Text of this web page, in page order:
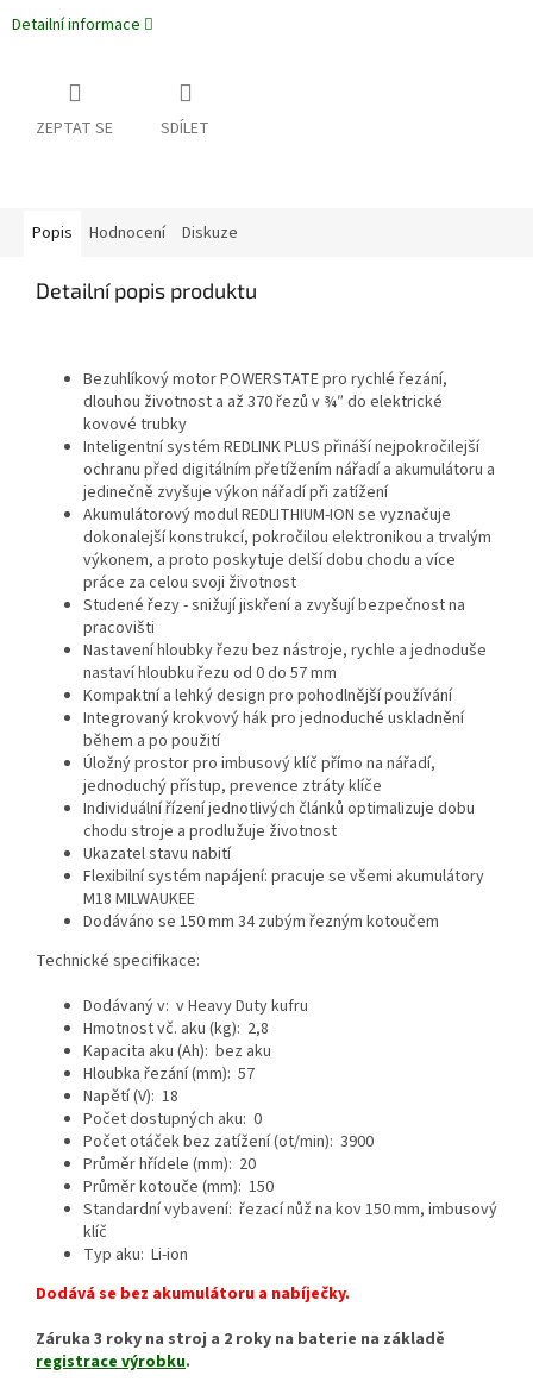
Detailní informace
ZEPTAT SE SDÍLET
Popis Hodnocení Diskuze
Detailní popis produktu
Bezuhlíkový motor POWERSTATE pro rychlé řezání,
dlouhou životnost a až 370 řezů v ¾″ do elektrické
kovové trubky
Inteligentní systém REDLINK PLUS přináší nejpokročilejší
ochranu před digitálním přetížením nářadí a akumulátoru a
jedinečně zvyšuje výkon nářadí při zatížení
Akumulátorový modul REDLITHIUM‑ION se vyznačuje
dokonalejší konstrukcí, pokročilou elektronikou a trvalým
výkonem, a proto poskytuje delší dobu chodu a více
práce za celou svoji životnost
Studené řezy - snižují jiskření a zvyšují bezpečnost na
pracovišti
Nastavení hloubky řezu bez nástroje, rychle a jednoduše
nastaví hloubku řezu od 0 do 57 mm
Kompaktní a lehký design pro pohodlnější používání
Integrovaný krokvový hák pro jednoduché uskladnění
během a po použití
Úložný prostor pro imbusový klíč přímo na nářadí,
jednoduchý přístup, prevence ztráty klíče
Individuální řízení jednotlivých článků optimalizuje dobu
chodu stroje a prodlužuje životnost
Ukazatel stavu nabití
Flexibilní systém napájení: pracuje se všemi akumulátory
M18 MILWAUKEE
Dodáváno se 150 mm 34 zubým řezným kotoučem
Technické specifikace:
Dodávaný v: v Heavy Duty kufru
Hmotnost vč. aku (kg): 2,8
Kapacita aku (Ah): bez aku
Hloubka řezání (mm): 57
Napětí (V): 18
Počet dostupných aku: 0
Počet otáček bez zatížení (ot/min): 3900
Průměr hřídele (mm): 20
Průměr kotouče (mm): 150
Standardní vybavení: řezací nůž na kov 150 mm, imbusový
klíč
Typ aku: Li-ion
Dodává se bez akumulátoru a nabíječky.
Záruka 3 roky na stroj a 2 roky na baterie na základě
registrace výrobku.